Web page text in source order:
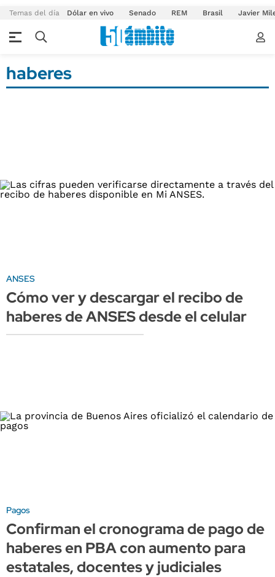
Temas del día Dólar en vivo Senado REM Brasil Javier
haberes
ANSES
Cómo ver y descargar el recibo de
haberes de ANSES desde el celular
Pagos
Confirman el cronograma de pago de
haberes en PBA con aumento para
estatales, docentes y judiciales